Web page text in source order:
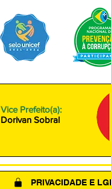
Vice Prefeito(a):
Dorivan Sobral
PRIVACIDADE E